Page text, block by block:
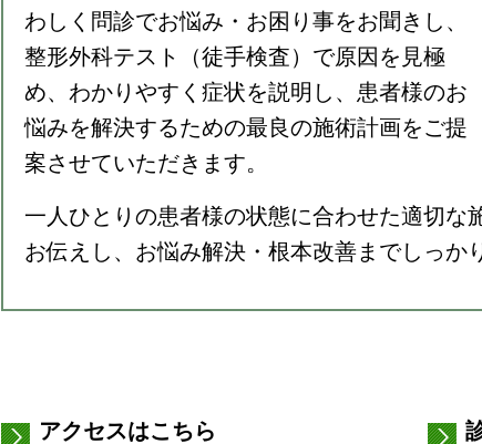
わしく 問診でお悩み・お困り事をお聞きし、
整形外科テスト（徒手検査）で原因を見極
め、わかりやすく症状を説明し、患者様のお
悩みを解決するための最良の施術計画をご提
案させていただきます。
一人ひとりの患者様の状態に合わせた適切な
お伝えし、お悩み解決・根本改善までしっか
アクセスはこちら